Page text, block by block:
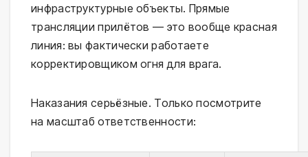
инфраструктурные объекты. Прямые
трансляции прилётов — это вообще красная
линия: вы фактически работаете
корректировщиком огня для врага.
Наказания серьёзные. Только посмотрите
на масштаб ответственности: